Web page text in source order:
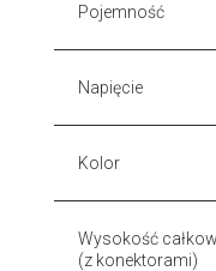
Pojemność
Napięcie
Kolor
Wysokość
(z konektorami)